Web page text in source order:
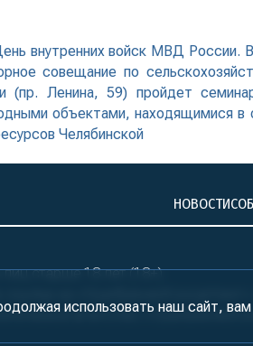
внутренних войск МВД России.
совещание по
(пр. Ленина, 59) пройдет
объектами, находящимися
Челябинской
НОВОСТИ
старше 18 лет (18+)
агентство
использовать наш сайт,